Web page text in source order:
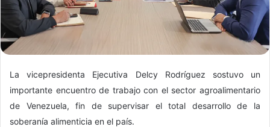
La vicepresidenta Ejecutiva Delcy Rodríguez sostuvo un
importante encuentro de trabajo con el sector agroalimentario
de Venezuela, fin de supervisar el total desarrollo de la
soberanía alimenticia en el país.